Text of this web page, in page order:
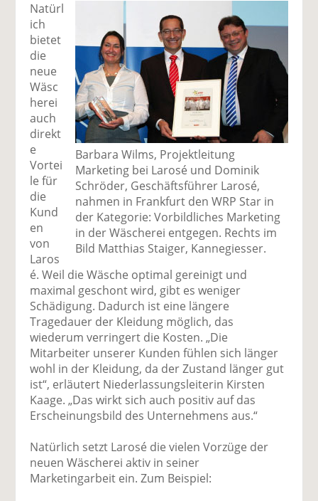
Barbara Wilms, Projektleitung
Marketing bei Larosé und Dominik
Schröder, Geschäftsführer Larosé,
nahmen in Frankfurt den WRP Star in
der Kategorie: Vorbildliches Marketing
in der Wäscherei entgegen. Rechts im
Bild Matthias Staiger, Kannegiesser.
Natürl
ich
bietet
die
neue
Wäsc
herei
auch
direkt
e
Vortei
le für
die
Kund
en
von
Laros
é. Weil die Wäsche optimal gereinigt und
maximal geschont wird, gibt es weniger
Schädigung. Dadurch ist eine längere
Tragedauer der Kleidung möglich, das
wiederum verringert die Kosten. „Die
Mitarbeiter unserer Kunden fühlen sich länger
wohl in der Kleidung, da der Zustand länger gut
ist“, erläutert Niederlassungsleiterin Kirsten
Kaage. „Das wirkt sich auch positiv auf das
Erscheinungsbild des Unternehmens aus.“
Natürlich setzt Larosé die vielen Vorzüge der
neuen Wäscherei aktiv in seiner
Marketingarbeit ein. Zum Beispiel: